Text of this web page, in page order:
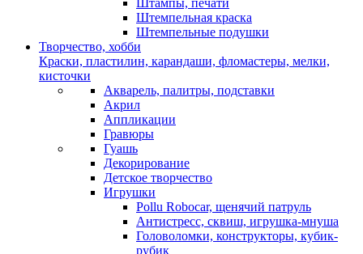
Штампы, печати
Штемпельная краска
Штемпельные подушки
Творчество, хобби
Краски, пластилин, карандаши, фломастеры, мелки,
кисточки
Акварель, палитры, подставки
Акрил
Аппликации
Гравюры
Гуашь
Декорирование
Детское творчество
Игрушки
Pollu Robocar, щенячий патруль
Антистресс, сквиш, игрушка-мнуша
Головоломки, конструкторы, кубик-
рубик